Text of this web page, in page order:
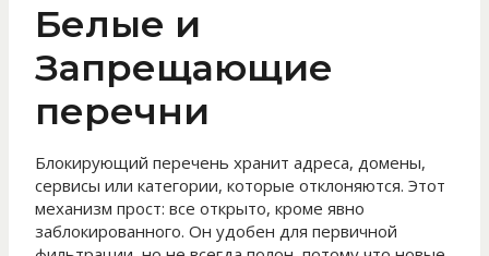
Белые и
Запрещающие
перечни
Блокирующий перечень хранит адреса, домены,
сервисы или категории, которые отклоняются. Этот
механизм прост: все открыто, кроме явно
заблокированного. Он удобен для первичной